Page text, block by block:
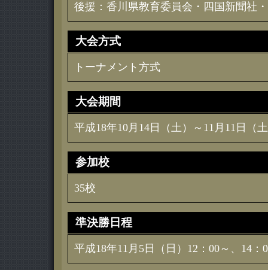
後援：香川県教育委員会・四国新聞社
大会方式
トーナメント方式
大会期間
平成18年10月14日（土）～11月11日（
参加校
35校
準決勝日程
平成18年11月5日（日）12：00～、14：